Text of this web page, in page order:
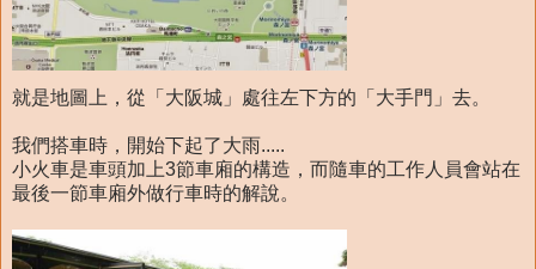
就是地圖上，從「大阪城」處往左下方的「大手門」去。
我們搭車時，開始下起了大雨.....
小火車是車頭加上3節車廂的構造，而隨車的工作人員會站在
最後一節車廂外做行車時的解說。